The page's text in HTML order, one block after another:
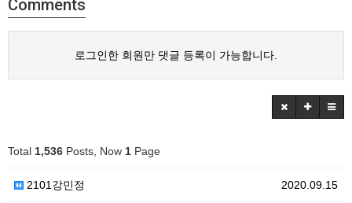
Comments
로그인한 회원만 댓글 등록이 가능합니다.
Total 1,536 Posts, Now 1 Page
2020.09.15
2101강민정